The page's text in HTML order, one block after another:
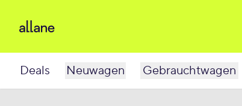
Deals Neuwagen Gebrauchtwagen